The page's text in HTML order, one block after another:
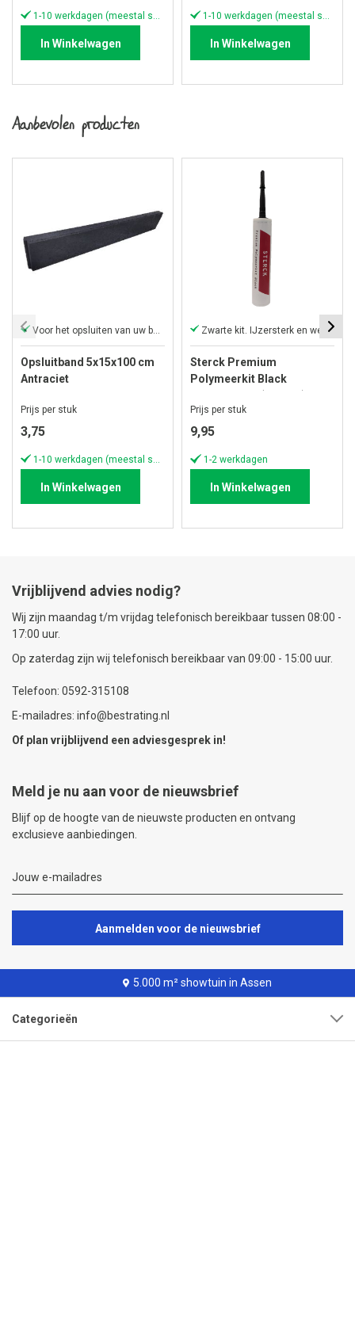
In Winkelwagen In Winkelwagen
Aanbevolen producten
Voor het opsluiten van uw bestrating
Opsluitband 5x15x100 cm
Antraciet
Prijs per stuk
3,75
In Winkelwagen
Zwarte kit. IJzersterk en weerbestendig
Sterck Premium
Polymeerkit Black
Prijs per stuk
9,95
1-2 werkdagen
In Winkelwagen
Vrijblijvend advies nodig?
Wij zijn maandag t/m vrijdag telefonisch bereikbaar tussen 08:00 -
17:00 uur.
Op zaterdag zijn wij telefonisch bereikbaar van 09:00 - 15:00 uur.
Telefoon: 0592-315108
E-mailadres: info@bestrating.nl
Of plan vrijblijvend een adviesgesprek in!
Meld je nu aan voor de nieuwsbrief
Blijf op de hoogte van de nieuwste producten en ontvang
exclusieve aanbiedingen.
Aanmelden voor de nieuwsbrief
5.000 m² showtuin in Assen
Categorieën